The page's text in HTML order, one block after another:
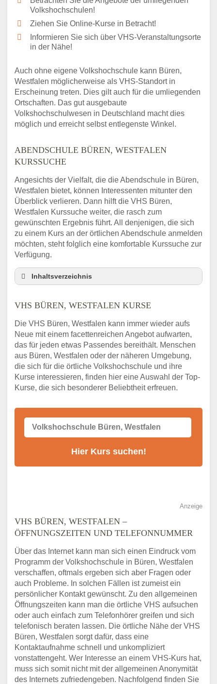
Volkshochschulen!
Ziehen Sie Online-Kurse in Betracht!
Informieren Sie sich über VHS-Veranstaltungsorte
in der Nähe!
Auch ohne eigene Volkshochschule kann Büren,
Westfalen möglicherweise als VHS-Standort in
Erscheinung treten. Dies gilt auch für die umliegenden
Ortschaften. Das gut ausgebaute
Volkshochschulwesen in Deutschland macht dies
möglich und erreicht selbst entlegenste Winkel.
ABENDSCHULE BÜREN, WESTFALEN
KURSSUCHE
Angesichts der Vielfalt, die die Abendschule in Büren,
Westfalen bietet, können Interessenten mitunter den
Überblick verlieren. Dann hilft die VHS Büren,
Westfalen Kurssuche weiter, die rasch zum
gewünschten Ergebnis führt. All denjenigen, die sich
zu einem Kurs an der örtlichen Abendschule anmelden
möchten, steht folglich eine komfortable Kurssuche zur
Verfügung.
Inhaltsverzeichnis
Umgebung
Abendschule Büren, Westfalen Kurssuche
VHS Büren, Westfalen Kurse
VHS Büren, Westfalen – Öffnungszeiten und
Telefonnummer
Stellenangebote der Volkshochschule Büren,
Westfalen
Alternativen zum VHS Programm 2026 in
VHS BÜREN, WESTFALEN KURSE
Die VHS Büren, Westfalen kann immer wieder aufs
Neue mit einem facettenreichen Angebot aufwarten,
das für jeden etwas Passendes bereithält. Menschen
aus Büren, Westfalen oder der näheren Umgebung,
die sich für die örtliche Volkshochschule und ihre
Kurse interessieren, finden hier eine Auswahl der Top-
Kurse, die sich besonderer Beliebtheit erfreuen.
Anzeige
VHS BÜREN, WESTFALEN –
ÖFFNUNGSZEITEN UND TELEFONNUMMER
Über das Internet kann man sich einen Eindruck vom
Programm der Volkshochschule in Büren, Westfalen
verschaffen, oftmals ergeben sich aber Fragen oder
auch Probleme. In solchen Fällen ist zumeist ein
persönlicher Kontakt gewünscht. Zu den allgemeinen
Öffnungszeiten kann man die örtliche VHS aufsuchen
oder auch einfach zum Telefonhörer greifen und sich
telefonisch beraten lassen. Die örtliche Nähe der VHS
Büren, Westfalen sorgt dafür, dass eine
Kontaktaufnahme schnell und unkompliziert
vonstattengeht. Wer Interesse an einem VHS-Kurs hat,
muss sich somit nicht mit der allgemeinen Anonymität
des Internets zufriedengeben. Nachfolgend finden Sie